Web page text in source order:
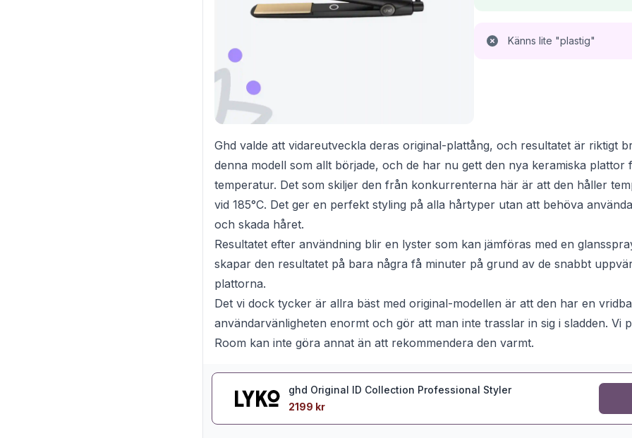
Känns lite "plastig"
Ghd valde att vidareutveckla deras original-plattång, och resultatet är riktigt
denna modell som allt började, och de har nu gett den nya keramiska plattor
temperatur. Det som skiljer den från konkurrenterna här är att den håller
vid 185°C. Det ger en perfekt styling på alla hårtyper utan att behöva
och skada håret.
Resultatet efter användning blir en lyster som kan jämföras med en
skapar den resultatet på bara några få minuter på grund av de snabbt
plattorna.
Det vi dock tycker är allra bäst med original-modellen är att den har en
användarvänligheten enormt och gör att man inte trasslar in sig i sladden. Vi
Room kan inte göra annat än att rekommendera den varmt.
ghd Original ID Collection Professional Styler
2199 kr